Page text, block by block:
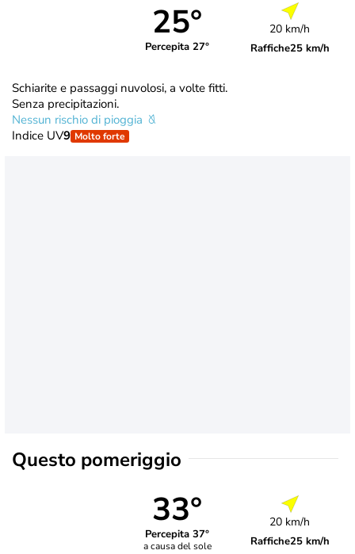
25°
Percepita 27°
20 km/h
Raffiche25 km/h
Schiarite e passaggi nuvolosi, a volte fitti.
Senza precipitazioni.
Nessun rischio di pioggia
Indice UV9 Molto forte
Questo pomeriggio
33°
Percepita 37°
a causa del sole
20 km/h
Raffiche25 km/h